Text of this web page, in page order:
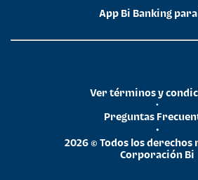
App Bi Banking para
2026 © Todos los derechos
Corporación Bi
•
Preguntas
•
Ver términos y